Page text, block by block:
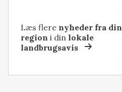
Læs flere nyheder fra din
region i dinlokale
landbrugsavis